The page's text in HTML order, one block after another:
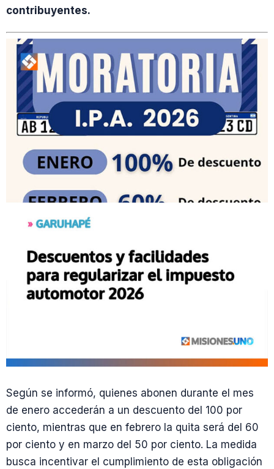
contribuyentes.
Según se informó, quienes abonen durante el mes
de enero accederán a un descuento del 100 por
ciento, mientras que en febrero la quita será del 60
por ciento y en marzo del 50 por ciento. La medida
busca incentivar el cumplimiento de esta obligación